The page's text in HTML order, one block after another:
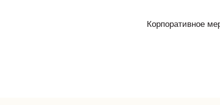
Корпоративное